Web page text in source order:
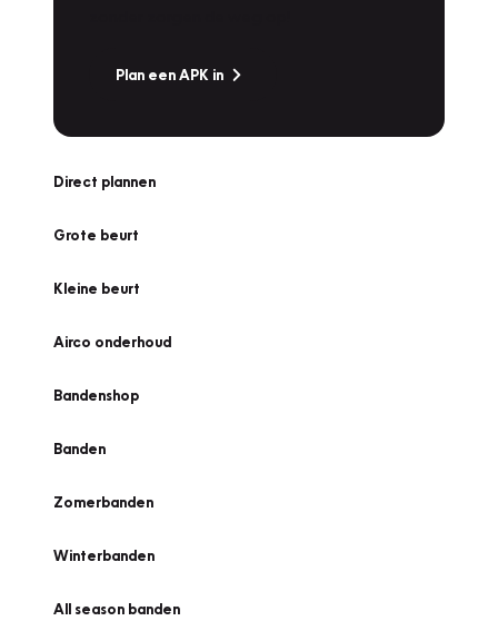
Plan een APK in
Direct plannen
Grote beurt
Kleine beurt
Airco onderhoud
Bandenshop
Banden
Zomerbanden
Winterbanden
All season banden